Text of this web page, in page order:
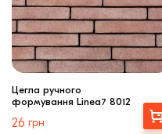
Цегла ручного
формування Linea7 8012
26 грн